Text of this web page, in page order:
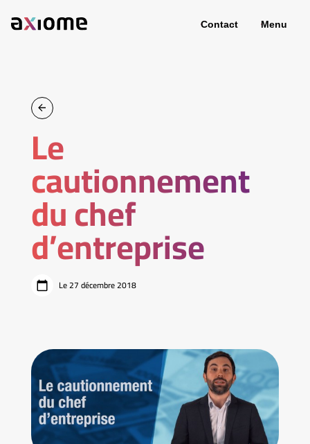
Contact Menu
Le
cautionnement
du chef
d’entreprise
Le 27 décembre 2018